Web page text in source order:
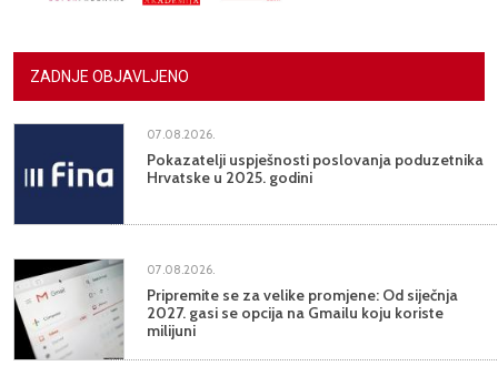
ZADNJE OBJAVLJENO
07.08.2026.
Pokazatelji uspješnosti poslovanja poduzetnika
Hrvatske u 2025. godini
07.08.2026.
Pripremite se za velike promjene: Od siječnja
2027. gasi se opcija na Gmailu koju koriste
milijuni